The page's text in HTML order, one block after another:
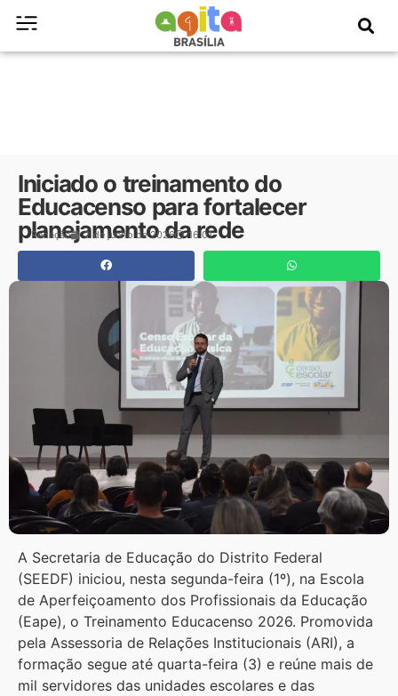
Iniciado o treinamento do
Educacenso para fortalecer
planejamento da rede
Redação 2 de junho de 2026 16:01
A Secretaria de Educação do Distrito Federal
(SEEDF) iniciou, nesta segunda-feira (1º), na Escola
de Aperfeiçoamento dos Profissionais da Educação
(Eape), o Treinamento Educacenso 2026. Promovida
pela Assessoria de Relações Institucionais (ARI), a
formação segue até quarta-feira (3) e reúne mais de
mil servidores das unidades escolares e das